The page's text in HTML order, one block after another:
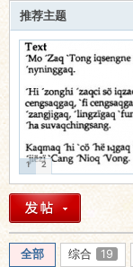
会
推荐主题
1 2
全部 综合 19